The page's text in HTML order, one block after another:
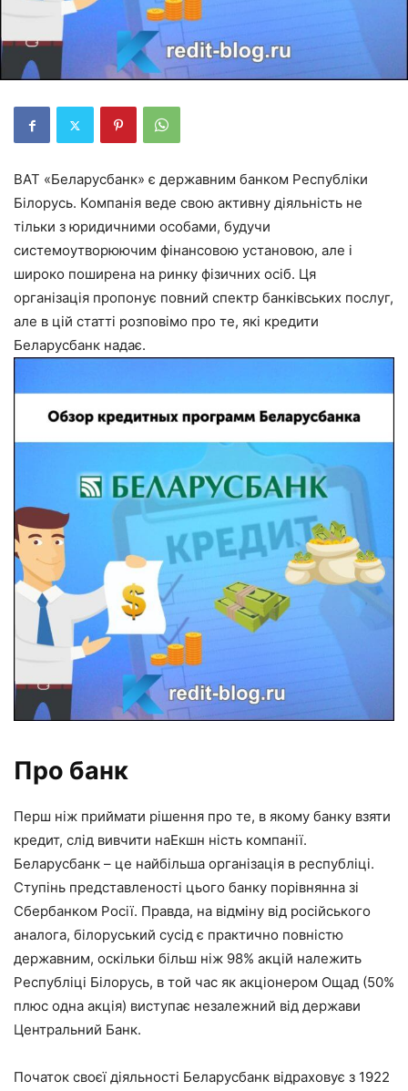
ВАТ «Беларусбанк» є державним банком Республіки
Білорусь. Компанія веде свою активну діяльність не
тільки з юридичними особами, будучи
системоутворюючим фінансовою установою, але і
широко поширена на ринку фізичних осіб. Ця
організація пропонує повний спектр банківських послуг,
але в цій статті розповімо про те, які кредити
Беларусбанк надає.
Про банк
Перш ніж приймати рішення про те, в якому банку взяти
кредит, слід вивчити наЕкшн ність компанії.
Беларусбанк – це найбільша організація в республіці.
Ступінь представленості цього банку порівнянна зі
Сбербанком Росії. Правда, на відміну від російського
аналога, білоруський сусід є практично повністю
державним, оскільки більш ніж 98% акцій належить
Республіці Білорусь, в той час як акціонером Ощад (50%
плюс одна акція) виступає незалежний від держави
Центральний Банк.
Початок своєї діяльності Беларусбанк відраховує з 1922